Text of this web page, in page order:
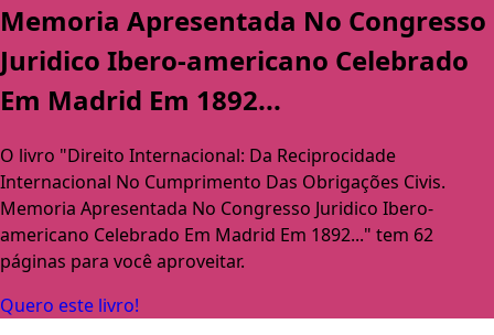
Memoria Apresentada No Congresso
Juridico Ibero-americano Celebrado
Em Madrid Em 1892...
O livro "Direito Internacional: Da Reciprocidade
Internacional No Cumprimento Das Obrigações Civis.
Memoria Apresentada No Congresso Juridico Ibero-
americano Celebrado Em Madrid Em 1892..." tem 62
páginas para você aproveitar.
Quero este livro!